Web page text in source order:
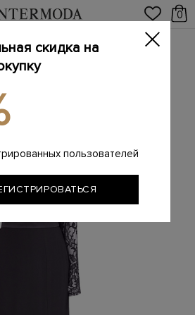
0
Женская одежда
на одно плечо с кружевной
скидка на
пользователей